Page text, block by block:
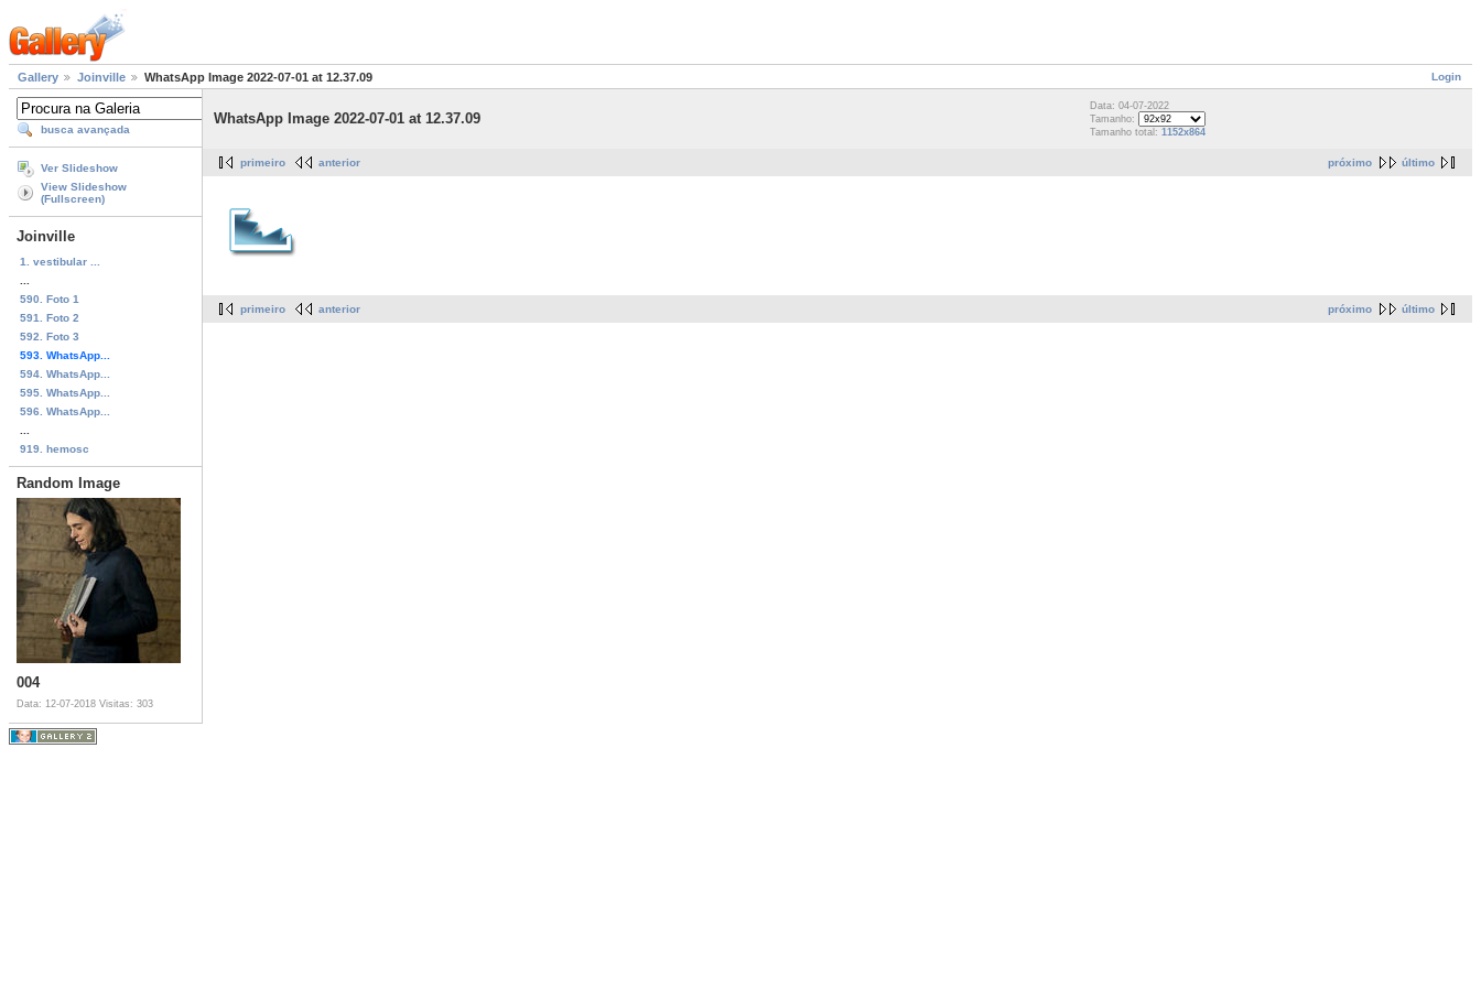
Login
Gallery Joinville WhatsApp Image 2022-07-01 at 12.37.09
busca avançada
Ver Slideshow
View Slideshow
(Fullscreen)
Joinville
1. vestibular ...
590. Foto 1
591. Foto 2
592. Foto 3
593. WhatsApp...
594. WhatsApp...
595. WhatsApp...
596. WhatsApp...
919. hemosc
Random Image
004
Data: 12-07-2018 Visitas: 303
WhatsApp Image 2022-07-01 at 12.37.09
Data: 04-07-2022
Tamanho:
Tamanho total: 1152x864
próximo último
primeiro anterior
próximo último
primeiro anterior